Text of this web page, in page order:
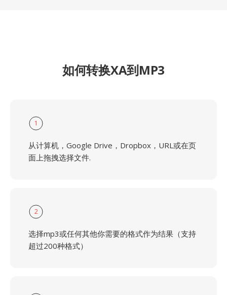
如何转换XA到MP3
1
从计算机，Google Drive，Dropbox，URL或在页
面上拖拽选择文件.
2
选择mp3或任何其他你需要的格式作为结果（支持
超过200种格式）